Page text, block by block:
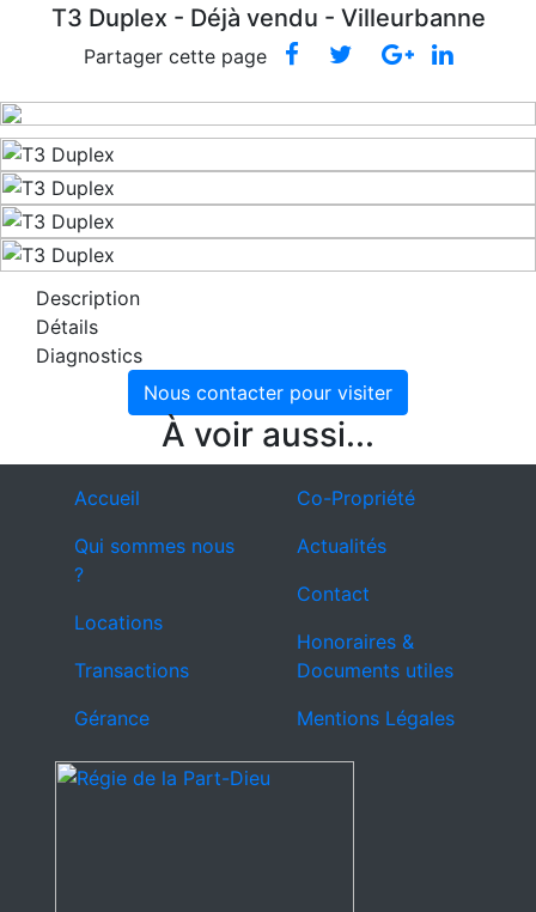
T3 Duplex - Déjà vendu - Villeurbanne
Partager cette page
Description
Détails
Diagnostics
Nous contacter pour visiter
À voir aussi...
Accueil
Qui sommes nous
?
Locations
Transactions
Gérance
Co-Propriété
Actualités
Contact
Honoraires &
Documents utiles
Mentions Légales